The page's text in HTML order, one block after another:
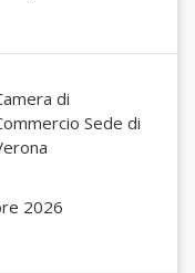
di
Sede di
2026